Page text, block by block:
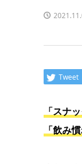
Tweet
「スナ
「飲み